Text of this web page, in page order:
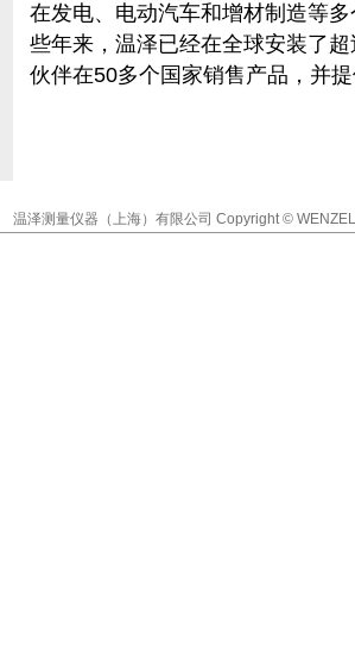
在发电、电动汽车和增材制造等
些年来，温泽已经在全球安装了
伙伴在50多个国家销售产品，并
温泽测量仪器（上海）有限公司 Copyright ©